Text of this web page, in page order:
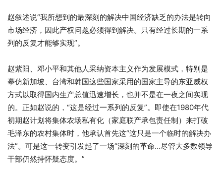
赵叙述说“我所想到的最深刻的解决中国经济缺乏的办法是转向
市场经济，因此产权问题必须得到解决。只有经过长期的一系
列的反复才能够实现”。
赵紫阳、邓小平和其他人采纳资本主义作为发展模式，特别是
摹仿新加坡、台湾和韩国这些国家采用的国家主导的东亚威权
方式以取得国内生产总值迅速增长，也并不是在一夜之间实现
的。正如赵说的，“这是经过一系列的反复”。即使在1980年代
初期赵计划将集体农场私有化（家庭联产承包责任制）来打破
毛泽东的农村集体时，他承认首先这“这只是一个临时的解决办
法”。可是这一转变引发起了一场“深刻的革命…尽管大多数领导
干部仍然持怀疑态度。”